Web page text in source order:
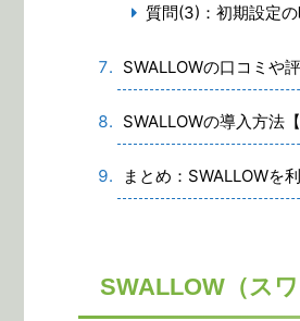
質問(3)：初期設定
SWALLOWの口コミや
SWALLOWの導入方法【
まとめ：SWALLOWを
SWALLOW（ス